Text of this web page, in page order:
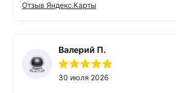
Отзыв Яндекс.Карты
Валерий П.
30 июля 2026